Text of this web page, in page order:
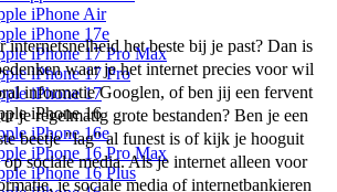
iPhone Air
iPhone 17e
iPhone 17 Pro Max
iPhone 17 Pro
iPhone 17
iPhone 16
iPhone 16e
iPhone 16 Pro Max
iPhone 16 Plus
het beste bij je past? Dan is
waar je het internet precies voor wil
informatie Googlen, of ben jij een fervent
je regelmatig grote bestanden? Ben je een
beetje "lag" al funest is of kijk je hooguit
op sociale media. Als je internet alleen voor
je sociale media of internetbankieren